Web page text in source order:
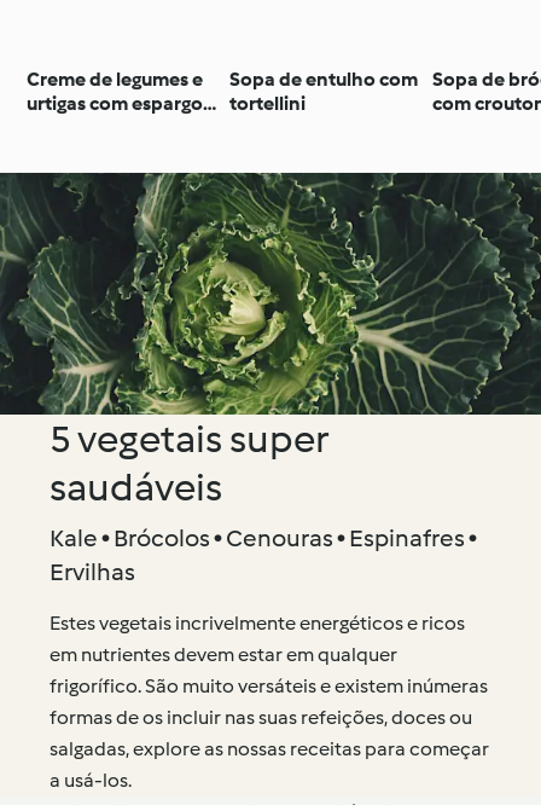
Creme de legumes e
urtigas com espargos
Sopa de entulho com
tortellini
Sopa de
com
5 vegetais super
saudáveis
Kale • Brócolos • Cenouras • Espinafres •
Ervilhas
Estes vegetais incrivelmente energéticos e ricos
em nutrientes devem estar em qualquer
frigorífico. São muito versáteis e existem inúmeras
formas de os incluir nas suas refeições, doces ou
salgadas, explore as nossas receitas para começar
a usá-los.